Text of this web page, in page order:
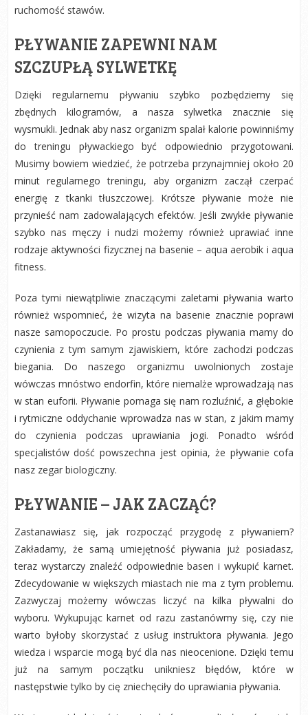
ruchomość stawów.
PŁYWANIE ZAPEWNI NAM
SZCZUPŁĄ SYLWETKĘ
Dzięki regularnemu pływaniu szybko pozbędziemy się
zbędnych kilogramów, a nasza sylwetka znacznie się
wysmukli. Jednak aby nasz organizm spalał kalorie powinniśmy
do treningu pływackiego być odpowiednio przygotowani.
Musimy bowiem wiedzieć, że potrzeba przynajmniej około 20
minut regularnego treningu, aby organizm zaczął czerpać
energię z tkanki tłuszczowej. Krótsze pływanie może nie
przynieść nam zadowalających efektów. Jeśli zwykłe pływanie
szybko nas męczy i nudzi możemy również uprawiać inne
rodzaje aktywności fizycznej na basenie – aqua aerobik i aqua
fitness.
Poza tymi niewątpliwie znaczącymi zaletami pływania warto
również wspomnieć, że wizyta na basenie znacznie poprawi
nasze samopoczucie. Po prostu podczas pływania mamy do
czynienia z tym samym zjawiskiem, które zachodzi podczas
biegania. Do naszego organizmu uwolnionych zostaje
wówczas mnóstwo endorfin, które niemalże wprowadzają nas
w stan euforii. Pływanie pomaga się nam rozluźnić, a głębokie
i rytmiczne oddychanie wprowadza nas w stan, z jakim mamy
do czynienia podczas uprawiania jogi. Ponadto wśród
specjalistów dość powszechna jest opinia, że pływanie cofa
nasz zegar biologiczny.
PŁYWANIE – JAK ZACZĄĆ?
Zastanawiasz się, jak rozpocząć przygodę z pływaniem?
Zakładamy, że samą umiejętność pływania już posiadasz,
teraz wystarczy znaleźć odpowiednie basen i wykupić karnet.
Zdecydowanie w większych miastach nie ma z tym problemu.
Zazwyczaj możemy wówczas liczyć na kilka pływalni do
wyboru. Wykupując karnet od razu zastanówmy się, czy nie
warto byłoby skorzystać z usług instruktora pływania. Jego
wiedza i wsparcie mogą być dla nas nieocenione. Dzięki temu
już na samym początku unikniesz błędów, które w
następstwie tylko by cię zniechęciły do uprawiania pływania.